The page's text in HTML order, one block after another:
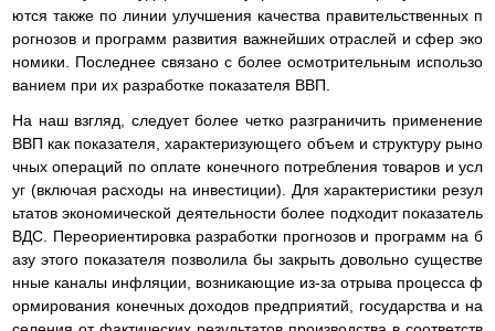
ются также по линии улучшения качества правительственных п
рогнозов и программ развития важнейших отраслей и сфер эко
номики. Последнее связано с более осмотрительным использо
ванием при их разработке показателя ВВП.
На наш взгляд, следует более четко разграничить применение
ВВП как показателя, характеризующего объем и структуру рыно
чных операций по оплате конечного потребления товаров и усл
уг (включая расходы на инвестиции). Для характеристики резул
ьтатов экономической деятельности более подходит показатель
ВДС. Переориентировка разработки прогнозов и программ на б
азу этого показателя позволила бы закрыть довольно существе
нные каналы инфляции, возникающие из-за отрыва процесса ф
ормирования конечных доходов предприятий, государства и на